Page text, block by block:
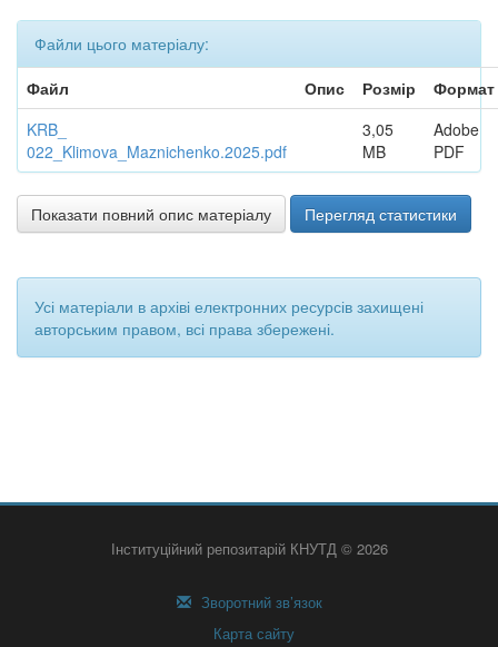
Файли цього матеріалу:
Файл
Опис Розмір
Формат
KRB_
022_Klimova_Maznichenko.2025.pdf
3,05
MB
Adobe
PDF
Показати повний опис матеріалу Перегляд статистики
Усі матеріали в архіві електронних ресурсів захищені
авторським правом, всі права збережені.
Інституційний репозитарій КНУТД © 2026
Зворотний зв’язок
Карта сайту